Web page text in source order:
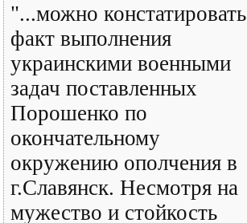
"...можно констатировать
факт выполнения
украинскими военными
задач поставленных
Порошенко по
окончательному
окружению ополчения в
г.Славянск. Несмотря на
мужество и стойкость